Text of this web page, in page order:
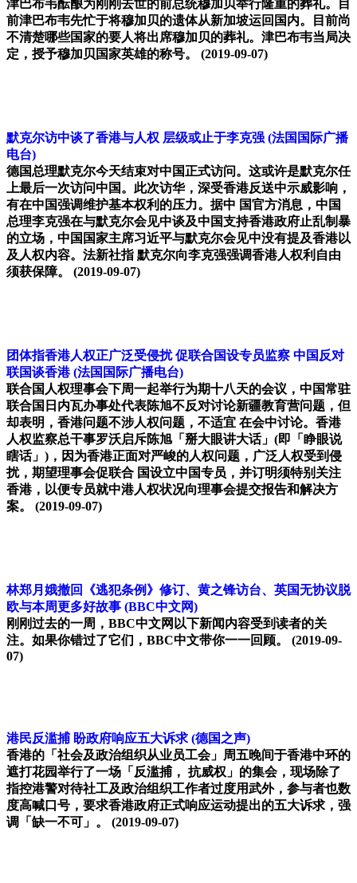
津巴布韦酝酿为刚刚去世的前总统穆加贝举行隆重的葬礼。目
前津巴布韦先忙于将穆加贝的遗体从新加坡运回国内。目前尚
不清楚哪些国家的要人将出席穆加贝的葬礼。津巴布韦当局决
定，授予穆加贝国家英雄的称号。 (2019-09-07)
默克尔访中谈了香港与人权 层级或止于李克强 (法国国际广播
电台)
德国总理默克尔今天结束对中国正式访问。这或许是默克尔任
上最后一次访问中国。此次访华，深受香港反送中示威影响，
有在中国强调维护基本权利的压力。据中 国官方消息，中国
总理李克强在与默克尔会见中谈及中国支持香港政府止乱制暴
的立场，中国国家主席习近平与默克尔会见中没有提及香港以
及人权内容。法新社指 默克尔向李克强强调香港人权利自由
须获保障。 (2019-09-07)
团体指香港人权正广泛受侵扰 促联合国设专员监察 中国反对
联国谈香港 (法国国际广播电台)
联合国人权理事会下周一起举行为期十八天的会议，中国常驻
联合国日内瓦办事处代表陈旭不反对讨论新疆教育营问题，但
却表明，香港问题不涉人权问题，不适宜 在会中讨论。香港
人权监察总干事罗沃启斥陈旭「掰大眼讲大话」(即「睁眼说
瞎话」)，因为香港正面对严峻的人权问题，广泛人权受到侵
扰，期望理事会促联合 国设立中国专员，并订明须特别关注
香港，以便专员就中港人权状况向理事会提交报告和解决方
案。 (2019-09-07)
林郑月娥撤回《逃犯条例》修订、黄之锋访台、英国无协议脱
欧与本周更多好故事 (BBC中文网)
刚刚过去的一周，BBC中文网以下新闻内容受到读者的关
注。如果你错过了它们，BBC中文带你一一回顾。
(2019-09-
07)
港民反滥捕 盼政府响应五大诉求 (德国之声)
香港的「社会及政治组织从业员工会」周五晚间于香港中环的
遮打花园举行了一场「反滥捕， 抗威权」的集会，现场除了
指控港警对待社工及政治组织工作者过度用武外，参与者也数
度高喊口号，要求香港政府正式响应运动提出的五大诉求，强
调「缺一不可」。
(2019-09-07)